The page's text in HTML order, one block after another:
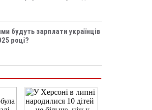
будуть зарплати українців
році?